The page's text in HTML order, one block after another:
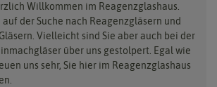
Glasstopfen
Gummistopfen
Korken
Lamellenstopfen
Schraubverschlüsse
Willkommen im Reagenzglashaus.
auf der Suche nach Reagenzgläsern und
Vielleicht sind Sie aber auch bei der
über uns gestolpert. Egal wie
uns sehr, Sie hier im Reagenzglashaus